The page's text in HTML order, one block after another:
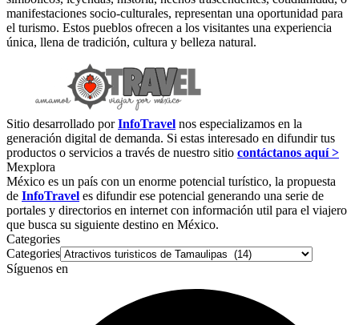
manifestaciones socio-culturales, representan una oportunidad para
el turismo. Estos pueblos ofrecen a los visitantes una experiencia
única, llena de tradición, cultura y belleza natural.
Sitio desarrollado porInfoTravel nos especializamos en la
generación digital de demanda. Si estas interesado en difundir tus
productos o servicios a través de nuestro sitio contáctanos aquí >
Mexplora
México es un país con un enorme potencial turístico, la propuesta
de InfoTravel es difundir ese potencial generando una serie de
portales y directorios en internet con información util para el viajero
que busca su siguiente destino en México.
Categories
Categories
Síguenos en